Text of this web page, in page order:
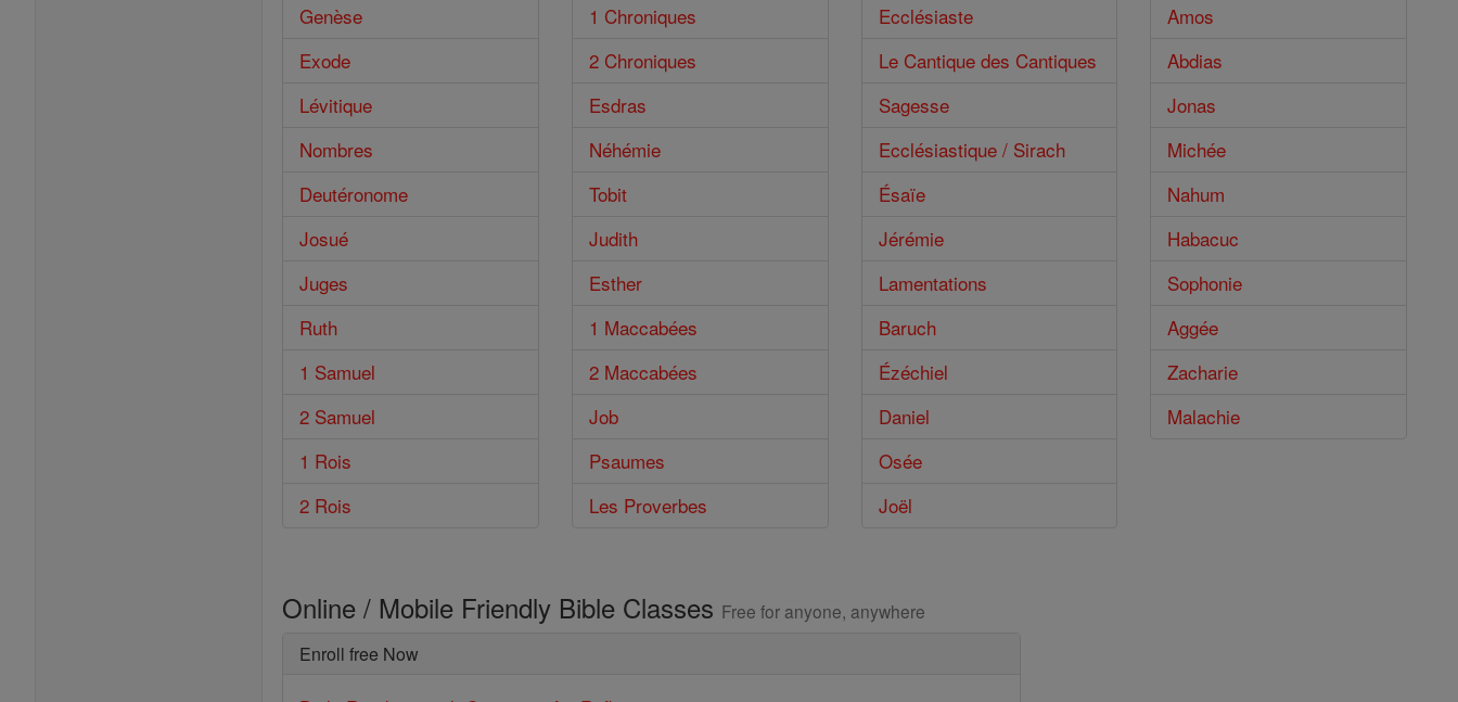
Genèse
Exode
Lévitique
Nombres
Deutéronome
Josué
Juges
Ruth
1 Samuel
2 Samuel
1 Rois
2 Rois
1 Chroniques
2 Chroniques
Esdras
Néhémie
Tobit
Judith
Esther
1 Maccabées
2 Maccabées
Job
Psaumes
Les Proverbes
Ecclésiaste
Le Cantique des Cantiques
Sagesse
Ecclésiastique / Sirach
Ésaïe
Jérémie
Lamentations
Baruch
Ézéchiel
Daniel
Osée
Joël
Amos
Abdias
Jonas
Michée
Nahum
Habacuc
Sophonie
Aggée
Zacharie
Malachie
Online / Mobile Friendly Bible Classes Free for anyone, anywhere
Enroll free Now